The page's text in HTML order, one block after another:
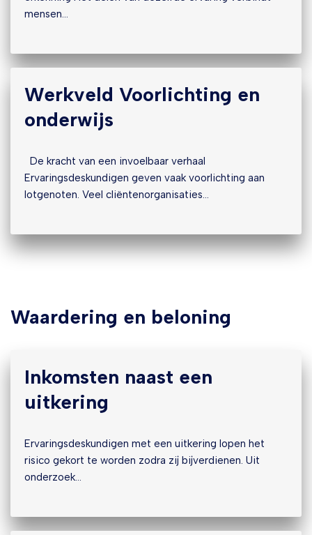
mensen…
Werkveld Voorlichting en
onderwijs
De kracht van een invoelbaar verhaal
Ervaringsdeskundigen geven vaak voorlichting aan
lotgenoten. Veel cliëntenorganisaties…
Waardering en beloning
Inkomsten naast een
uitkering
Ervaringsdeskundigen met een uitkering lopen het
risico gekort te worden zodra zij bijverdienen. Uit
onderzoek…